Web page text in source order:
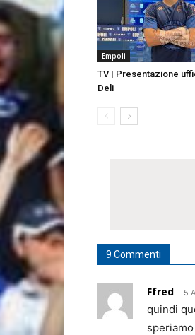
Empoli
TV | Presentazione
Deli
9 Commenti
Ffred 5
quindi